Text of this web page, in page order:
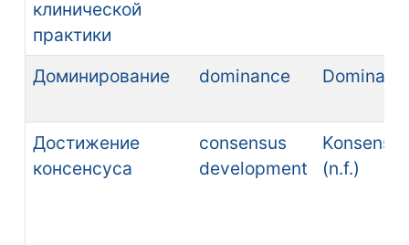
клинической
практики
Доминирование dominance Dominanz
Достижение
консенсуса
consensus
development
(n.f.)